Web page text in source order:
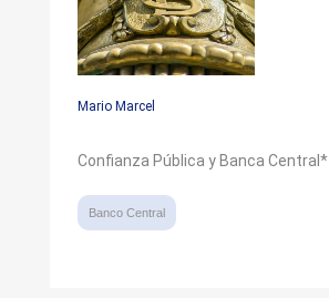
Mario Marcel
Confianza Pública y Banca Central*
Banco Central